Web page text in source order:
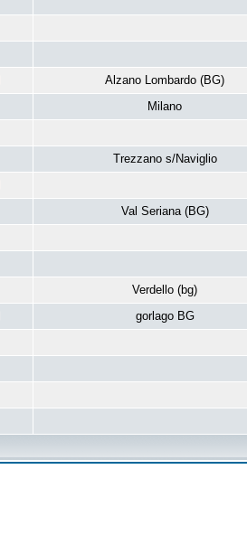
Alzano Lombardo (BG)
Milano
Trezzano s/Naviglio
Val Seriana (BG)
Verdello (bg)
gorlago BG